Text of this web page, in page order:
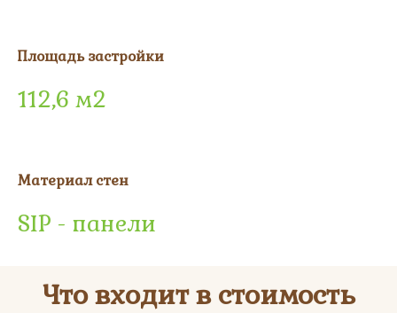
Площадь застройки
112,6 м2
Материал стен
SIP - панели
Что входит в стоимость